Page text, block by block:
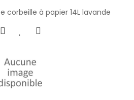
corbeille à papier 14L lavande